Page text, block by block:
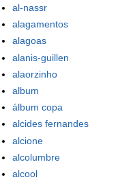
al-nassr
alagamentos
alagoas
alanis-guillen
alaorzinho
album
álbum copa
alcides fernandes
alcione
alcolumbre
alcool